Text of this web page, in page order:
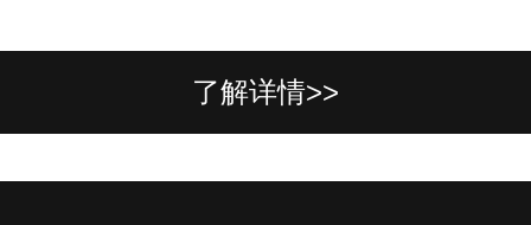
了解详情>>